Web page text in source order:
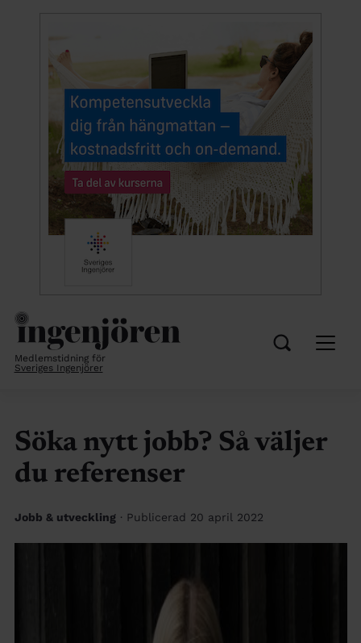
Medlemstidning för
Sveriges Ingenjörer
Söka nytt jobb? Så väljer
du referenser
Jobb & utveckling · Publicerad 20 april 2022